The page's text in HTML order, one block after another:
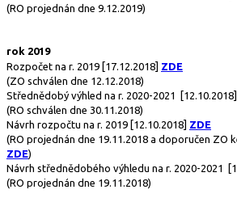
(RO projednán dne 9.12.2019)
rok 2019
Rozpočet na r. 2019 [17.12.2018] ZDE
(ZO schválen dne 12.12.2018)
Střednědobý výhled na r. 2020-2021
[12.10.2018]
(RO schválen dne 30.11.2018)
Návrh rozpočtu na r. 2019 [12.10.2018] ZDE
(RO projednán dne 19.11.2018 a doporučen ZO
ZDE)
Návrh střednědobého výhledu na r. 2020-2021
(RO projednán dne 19.11.2018)